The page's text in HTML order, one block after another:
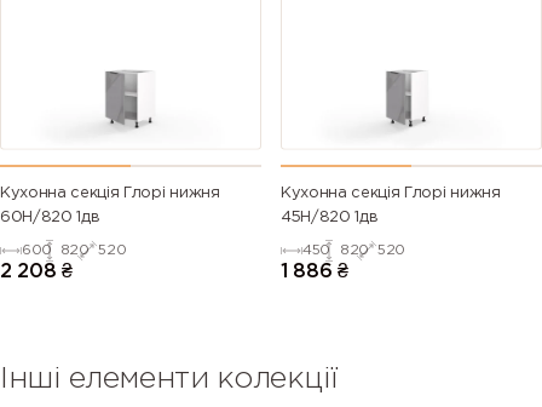
Кухонна секція Глорі нижня
60Н/820 1дв
600 820 520
2 208 ₴
Кухонна секція Глорі нижня
45Н/820 1дв
450 820 520
1 886 ₴
Інші елементи колекції